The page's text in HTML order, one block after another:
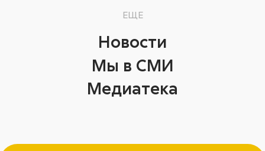
ЕЩЕ
Новости
Мы в СМИ
Медиатека